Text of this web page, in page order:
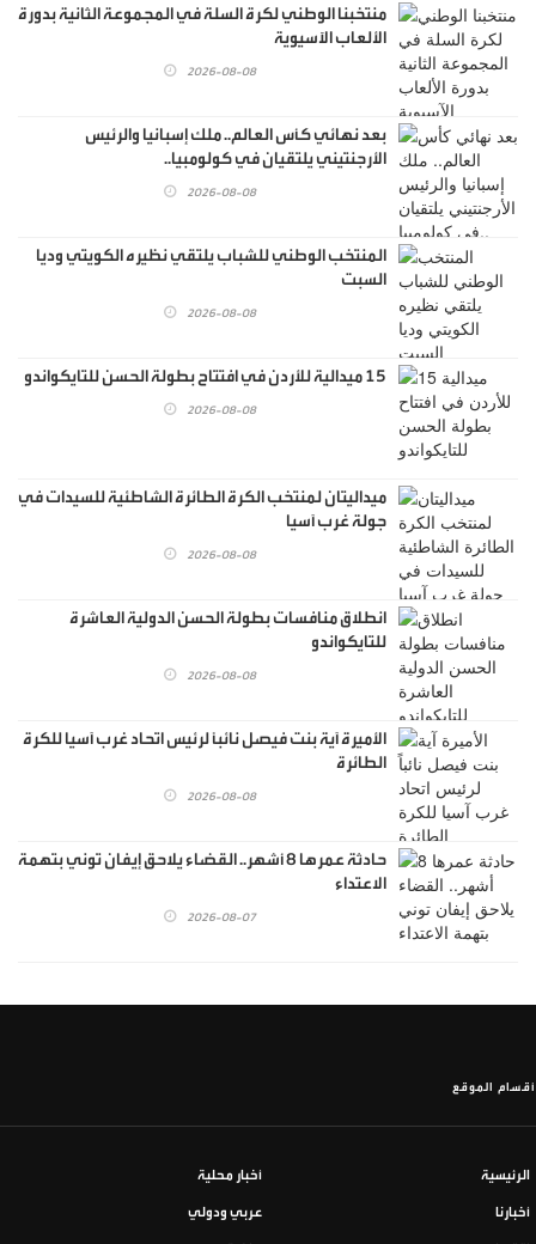
منتخبنا الوطني لكرة السلة في المجموعة الثانية بدورة
الألعاب الآسيوية
2026-08-08
بعد نهائي كأس العالم.. ملك إسبانيا والرئيس
الأرجنتيني يلتقيان في كولومبيا..
2026-08-08
المنتخب الوطني للشباب يلتقي نظيره الكويتي وديا
السبت
2026-08-08
15 ميدالية للأردن في افتتاح بطولة الحسن للتايكواندو
2026-08-08
ميداليتان لمنتخب الكرة الطائرة الشاطئية للسيدات في
جولة غرب آسيا
2026-08-08
انطلاق منافسات بطولة الحسن الدولية العاشرة
للتايكواندو
2026-08-08
الأميرة آية بنت فيصل نائباً لرئيس اتحاد غرب آسيا للكرة
الطائرة
2026-08-08
حادثة عمرها 8 أشهر.. القضاء يلاحق إيفان توني بتهمة
الاعتداء
2026-08-07
أقسام الموقع
الرئيسية أخبار محلية
أخبارنا عربي ودولي